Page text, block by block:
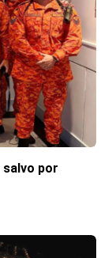
salvo por